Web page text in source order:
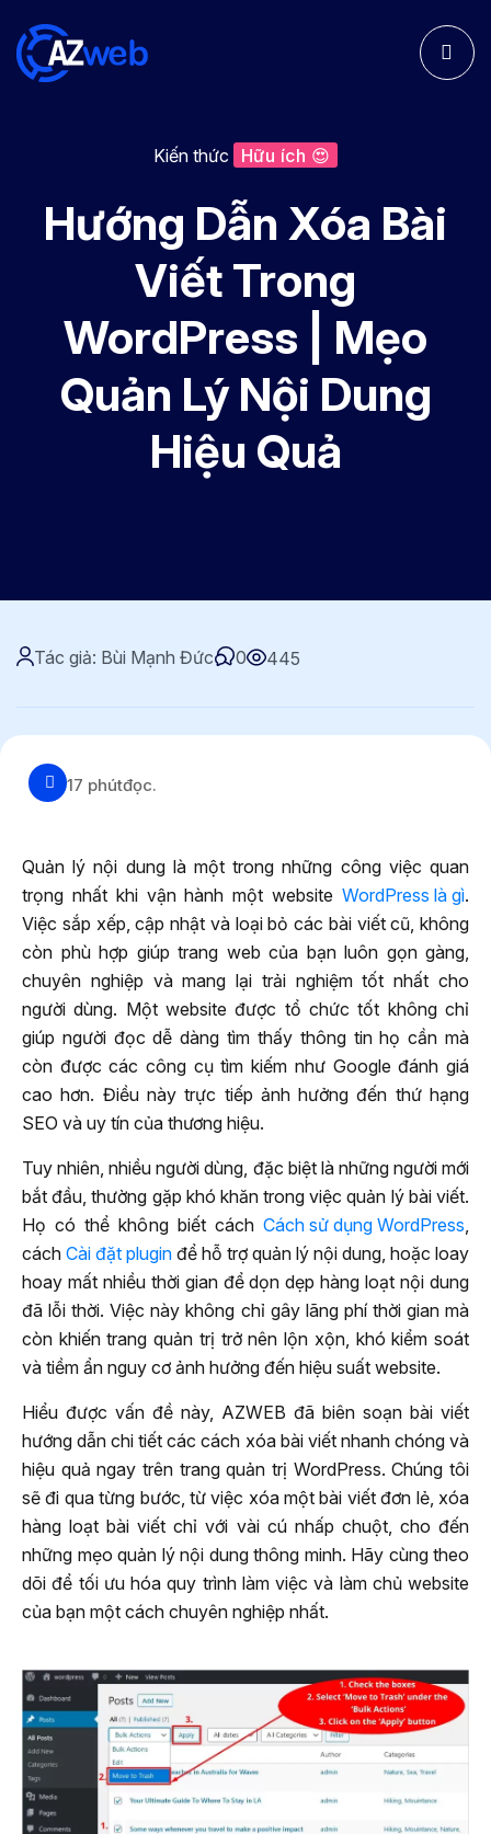
Kiến thức Hữu ích 😍
Hướng Dẫn Xóa Bài
Viết Trong
WordPress | Mẹo
Quản Lý Nội Dung
Hiệu Quả
Tác giả: Bùi Mạnh Đức 0 445
17 phútđọc.
Quản lý nội dung là một trong những công việc quan
trọng nhất khi vận hành một website WordPress là gì.
Việc sắp xếp, cập nhật và loại bỏ các bài viết cũ, không
còn phù hợp giúp trang web của bạn luôn gọn gàng,
chuyên nghiệp và mang lại trải nghiệm tốt nhất cho
người dùng. Một website được tổ chức tốt không chỉ
giúp người đọc dễ dàng tìm thấy thông tin họ cần mà
còn được các công cụ tìm kiếm như Google đánh giá
cao hơn. Điều này trực tiếp ảnh hưởng đến thứ hạng
SEO và uy tín của thương hiệu.
Tuy nhiên, nhiều người dùng, đặc biệt là những người mới
bắt đầu, thường gặp khó khăn trong việc quản lý bài viết.
Họ có thể không biết cách Cách sử dụng WordPress,
cách Cài đặt plugin để hỗ trợ quản lý nội dung, hoặc loay
hoay mất nhiều thời gian để dọn dẹp hàng loạt nội dung
đã lỗi thời. Việc này không chỉ gây lãng phí thời gian mà
còn khiến trang quản trị trở nên lộn xộn, khó kiểm soát
và tiềm ẩn nguy cơ ảnh hưởng đến hiệu suất website.
Hiểu được vấn đề này, AZWEB đã biên soạn bài viết
hướng dẫn chi tiết các cách xóa bài viết nhanh chóng và
hiệu quả ngay trên trang quản trị WordPress. Chúng tôi
sẽ đi qua từng bước, từ việc xóa một bài viết đơn lẻ, xóa
hàng loạt bài viết chỉ với vài cú nhấp chuột, cho đến
những mẹo quản lý nội dung thông minh. Hãy cùng theo
dõi để tối ưu hóa quy trình làm việc và làm chủ website
của bạn một cách chuyên nghiệp nhất.